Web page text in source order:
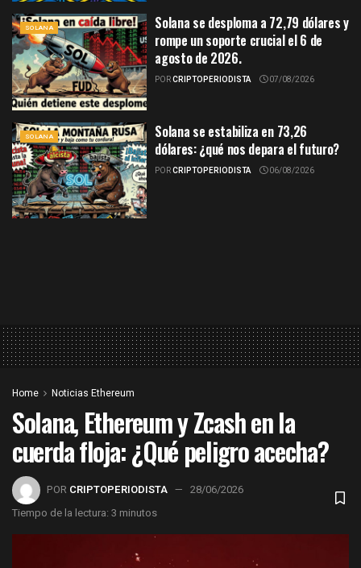
SOLANA
Solana se desploma a 72,79 dólares y
rompe un soporte crucial el 6 de
agosto de 2026.
PORCRIPTOPERIODISTA 07/08/2026
SOLANA
Solana se estabiliza en 73,26
dólares: ¿qué nos depara el futuro?
PORCRIPTOPERIODISTA 06/08/2026
Home Noticias Ethereum
Solana, Ethereum y Zcash en la
cuerda floja: ¿Qué peligro acecha?
POR CRIPTOPERIODISTA
28/06/2026
Tiempo de la lectura: 3 minutos